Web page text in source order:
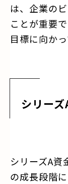
は、企業の
ことが重要
目標に向か
シリー
シリーズA資
の成長段階